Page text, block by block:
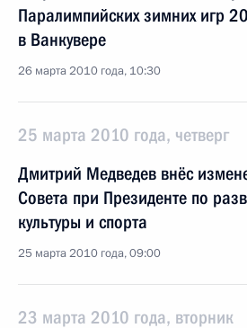
Паралимпийских зимних игр
в Ванкувере
26 марта 2010 года, 10:30
25 марта 2010 года, четверг
Дмитрий Медведев внёс
Совета при Президенте по
культуры и спорта
25 марта 2010 года, 09:00
23 марта 2010 года, вторник